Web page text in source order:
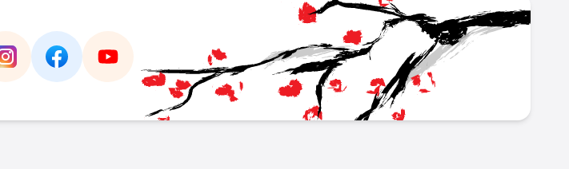
t.me/JAPAN_CAREER_PORTAL
https://www.instagram.com/japan_career_portal/
Link - https://www.facebook.com/people/JAPAN-Career-Portal/61559298473178/
https://www.youtube.com/channel/UC6Ir7IOx7PpO83LthvphPVA